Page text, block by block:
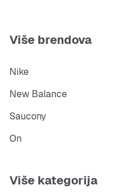
Više brendova
Nike
New Balance
Saucony
On
Više kategorija